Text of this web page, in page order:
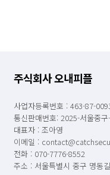
주식회사 오내피플
사업자등록번호 : 463-87-
통신판매번호: 2025-서울중
대표자 : 조아영
이메일 :
전화 : 070-7776-8552
주소 : 서울특별시 중구 명동